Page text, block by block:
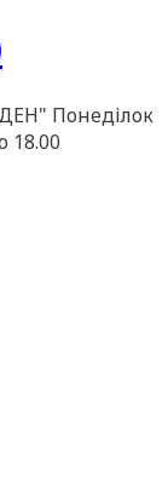
Понеділок
18.00